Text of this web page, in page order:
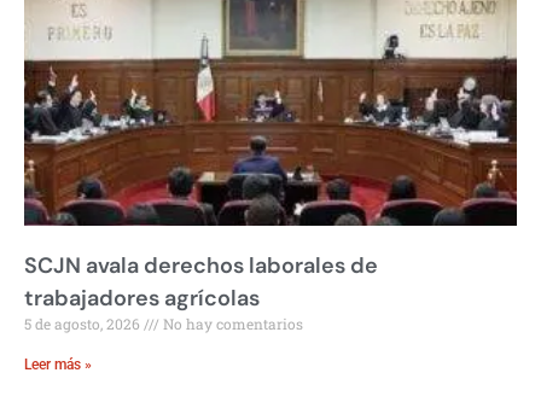
SCJN avala derechos laborales de
trabajadores agrícolas
5 de agosto, 2026 No hay comentarios
Leer más »